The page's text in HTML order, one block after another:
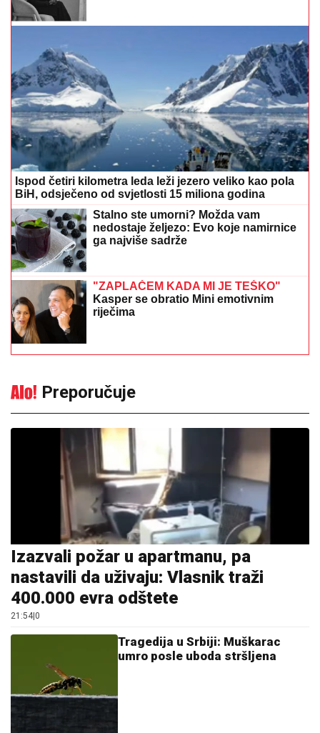
Ispod četiri kilometra leda leži jezero veliko kao pola
BiH, odsječeno od svjetlosti 15 miliona godina
Stalno ste umorni? Možda vam
nedostaje željezo: Evo koje namirnice
ga najviše sadrže
"ZAPLAČEM KADA MI JE TEŠKO"
Kasper se obratio Mini emotivnim
riječima
Preporučuje
Izazvali požar u apartmanu, pa
nastavili da uživaju: Vlasnik traži
400.000 evra odštete
21:54 0
Tragedija u Srbiji: Muškarac
umro posle uboda stršljena